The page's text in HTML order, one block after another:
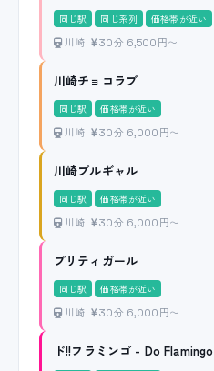
同じ駅 同じ系列 価格帯が近い
川崎 30分 6,500円〜
川崎チョコラブ
同じ駅 価格帯が近い
川崎 30分 6,000円〜
川崎ブルギャル
同じ駅 価格帯が近い
川崎 30分 6,000円〜
プリティガール
同じ駅 価格帯が近い
川崎 30分 6,000円〜
ド!!フラミンゴ - Do Flamingo